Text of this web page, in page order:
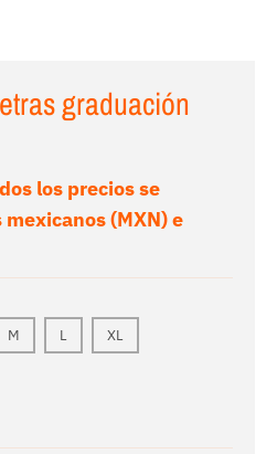
graduación
los precios se
(MXN) e
M L XL